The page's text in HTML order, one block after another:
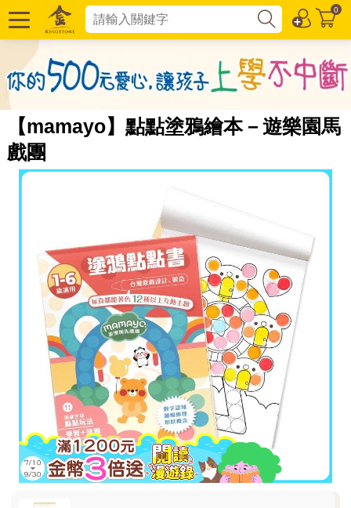
0
【mamayo】點點塗鴉繪本－遊樂園馬
戲團